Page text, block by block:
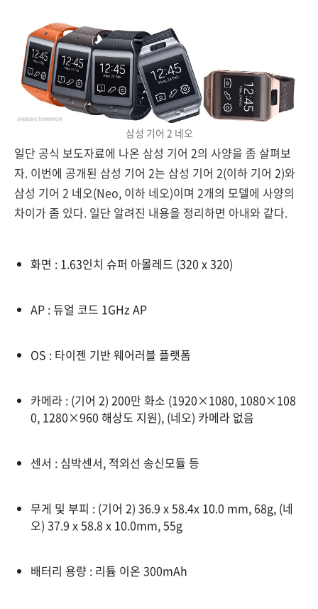
삼성 기어 2 네오
일단 공식 보도자료에 나온 삼성 기어 2의 사양을 좀 살펴보
자. 이번에 공개된 삼성 기어 2는 삼성 기어 2(이하 기어 2)와
삼성 기어 2 네오(Neo, 이하 네오)이며 2개의 모델에 사양의
차이가 좀 있다. 일단 알려진 내용을 정리하면 아내와 같다.
화면 : 1.63인치 슈퍼 아몰레드 (320 x 320)
AP : 듀얼 코드 1GHz AP
OS : 타이젠 기반 웨어러블 플랫폼
카메라 : (기어 2) 200만 화소 (1920×1080, 1080×108
0, 1280×960 해상도 지원), (네오) 카메라 없음
센서 : 심박센서, 적외선 송신모듈 등
무게 및 부피 : (기어 2) 36.9 x 58.4x 10.0 mm, 68g, (네
오) 37.9 x 58.8 x 10.0mm, 55g
배터리 용량 : 리튬 이온 300mAh